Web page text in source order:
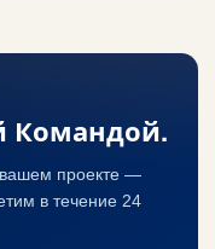
Командой.
вашем проекте —
в течение 24